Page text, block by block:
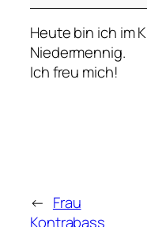
K
o
n
t
Heute bin ich im
Niedermennig.
Ich freu mich!
← Frau
Kontrabass